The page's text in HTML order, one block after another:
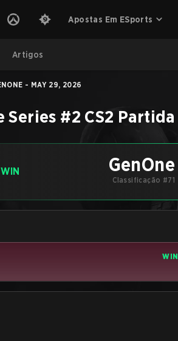
Apostas Em ESports
Artigos
- MAY 29, 2026
Series #2 CS2 Partida
WIN GenOne
Classificação #71
WIN